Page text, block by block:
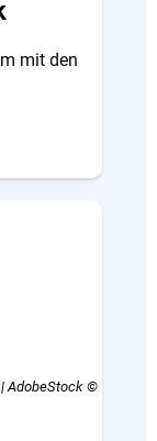
mit den
AdobeStock